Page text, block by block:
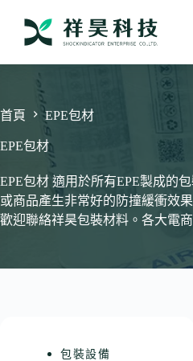
要
容
首頁 EPE包材
EPE包材
EPE包材 適用於所有EPE製成的
或商品產生非常好的防撞緩衝效
歡迎聯絡祥昊包裝材料。各大電
包裝設備